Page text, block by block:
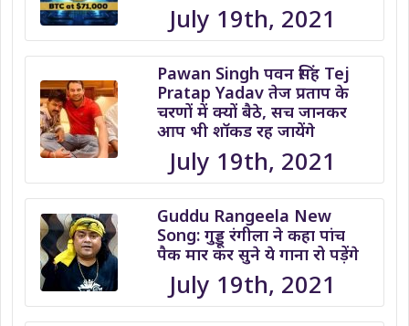
July 19th, 2021
Pawan Singh पवन सिंह Tej
Pratap Yadav तेज प्रताप के
चरणों में क्यों बैठे, सच जानकर
आप भी शॉकड रह जायेंगे
July 19th, 2021
Guddu Rangeela New
Song: गुड्डू रंगीला ने कहा पांच
पैक मार कर सुने ये गाना रो पड़ेंगे
July 19th, 2021